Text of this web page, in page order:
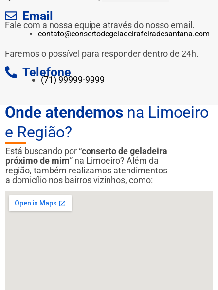
Email
Fale com a nossa equipe através do nosso email.
contato@consertodegeladeirafeiradesantana.com
Faremos o possível para responder dentro de 24h.
Telefone
(71) 99999-9999
Onde atendemos na Limoeiro
e Região?
Está buscando por “conserto de geladeira
próximo de mim” na Limoeiro? Além da
região, também realizamos atendimentos
a domicílio nos bairros vizinhos, como: